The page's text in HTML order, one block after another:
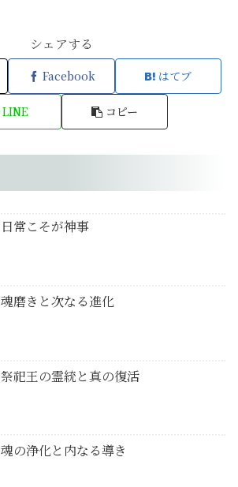
シェアする
Facebook はてブ
LINE コピー
日常こそが神事
魂磨きと次なる進化
祭祀王の霊統と真の復活
魂の浄化と内なる導き